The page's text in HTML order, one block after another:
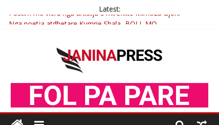
Latest:
Postim me vlera nga artistja e mirëfilltë Mimoza Gjoni
Nga poetja atdhetare Kumrie Shala -BOLL MO
Çlirimtari Mentor Mushkolaj nderohet me mirenjohje nga
Xhevdet Qeriqi Dega e invalidëve në Fushë Kosovë